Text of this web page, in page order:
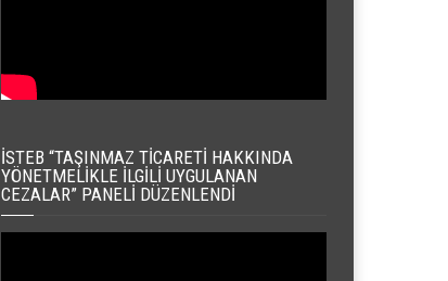
İSTEB “TAŞINMAZ TICARETI HAKKINDA
YÖNETMELIKLE İLGILI UYGULANAN
CEZALAR” PANELI DÜZENLENDI